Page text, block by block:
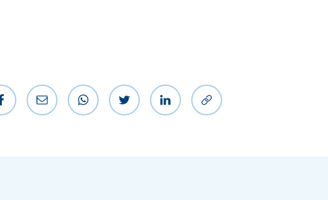
Jaa Facebookissa
Jaa sähköpostilla
Jaa WhatsAppissa
Jaa TwitterissäJaa LinkedInissäKopioi linkki leikepöydälle